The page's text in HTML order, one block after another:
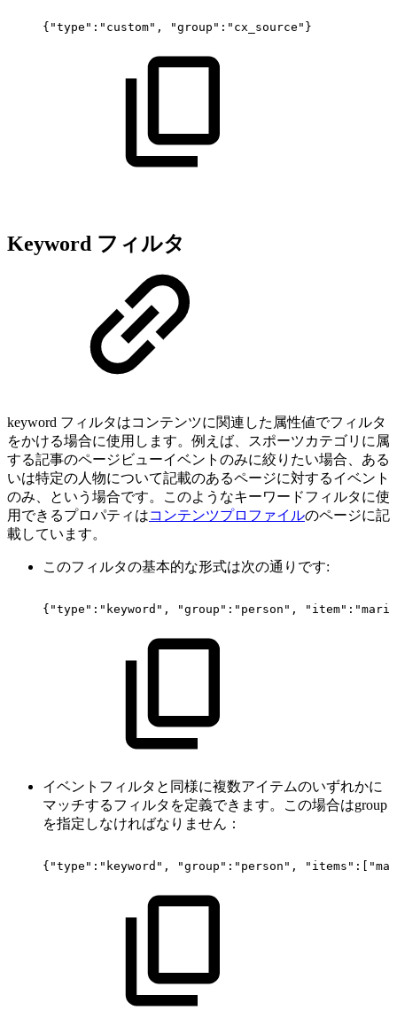
{"type":"custom", "group":"cx_source"}
Keyword フィルタ
keyword フィルタはコンテンツに関連した属性値でフィルタ
をかける場合に使用します。例えば、スポーツカテゴリに属
する記事のページビューイベントのみに絞りたい場合、ある
いは特定の人物について記載のあるページに対するイベント
のみ、という場合です。このようなキーワードフィルタに使
用できるプロパティはコンテンツプロファイルのページに記
載しています。
このフィルタの基本的な形式は次の通りです:
{"type":"keyword", "group":"person", "item":"marit
イベントフィルタと同様に複数アイテムのいずれかに
マッチするフィルタを定義できます。この場合はgroup
を指定しなければなりません：
{"type":"keyword", "group":"person",